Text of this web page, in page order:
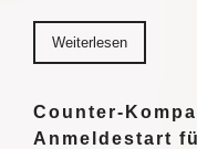
Weiterlesen
Counter-
Anmeldestart